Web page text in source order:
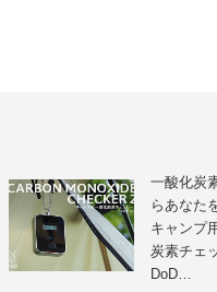
一酸化炭
らあなた
キャンプ
炭素チェ
DoD…